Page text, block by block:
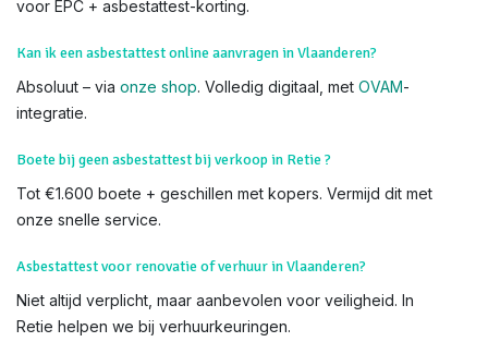
Wat als asbest gevonden wordt tijdens keuring in Vlaanderen?
We adviseren verwijdering (via VMM-goedgekeurde firms).
Asbestattest en EPC: moet ik beide hebben bij verkoop?
Ja, combineer voor een compleet pakket
. Bij ons vanaf €159
Kan ik een asbestattest online aanvragen in Vlaanderen?
Absoluut – via
onze shop . Volledig digitaal, met OVAM
Boete bij geen asbestattest bij verkoop in Retie ?